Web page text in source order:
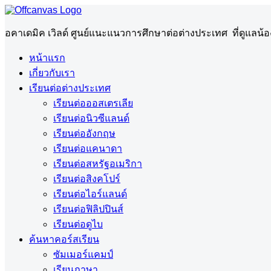
อคาเดมิค เวิลด์ ศูนย์แนะแนวการศึกษาต่อต่างประเทศ ที่ดูแลน้อ
หน้าแรก
เกี่ยวกับเรา
เรียนต่อต่างประเทศ
เรียนต่อออสเตรเลีย
เรียนต่อนิวซีแลนด์
เรียนต่ออังกฤษ
เรียนต่อแคนาดา
เรียนต่อสหรัฐอเมริกา
เรียนต่อสิงคโปร์
เรียนต่อไอร์แลนด์
เรียนต่อฟิลิปปินส์
เรียนต่อดูไบ
ค้นหาคอร์สเรียน
ซัมเมอร์แคมป์